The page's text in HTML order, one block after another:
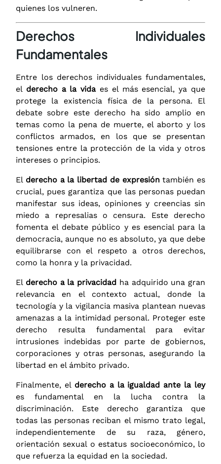
quienes los vulneren.
Derechos Individuales
Fundamentales
Entre los derechos individuales fundamentales,
el derecho a la vidaes el más esencial, ya que
protege la existencia física de la persona. El
debate sobre este derecho ha sido amplio en
temas como la pena de muerte, el aborto y los
conflictos armados, en los que se presentan
tensiones entre la protección de la vida y otros
intereses o principios.
El derecho a la libertad de expresióntambién es
crucial, pues garantiza que las personas puedan
manifestar sus ideas, opiniones y creencias sin
miedo a represalias o censura. Este derecho
fomenta el debate público y es esencial para la
democracia, aunque no es absoluto, ya que debe
equilibrarse con el respeto a otros derechos,
como la honra y la privacidad.
El derecho a la privacidad ha adquirido una gran
relevancia en el contexto actual, donde la
tecnología y la vigilancia masiva plantean nuevas
amenazas a la intimidad personal. Proteger este
derecho resulta fundamental para evitar
intrusiones indebidas por parte de gobiernos,
corporaciones y otras personas, asegurando la
libertad en el ámbito privado.
Finalmente, el derecho a la igualdad ante la ley
es fundamental en la lucha contra la
discriminación. Este derecho garantiza que
todas las personas reciban el mismo trato legal,
independientemente de su raza, género,
orientación sexual o estatus socioeconómico, lo
que refuerza la equidad en la sociedad.